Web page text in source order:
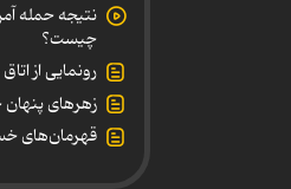
نتیجه حمله
چیست؟
رونمایی از
زهرهای پنهان
قهرمان‌های